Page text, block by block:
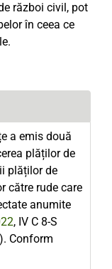
război civil, pot
în ceea ce
a emis două
plăților de
plăților de
către rude care
anumite
, IV C 8-S
Conform